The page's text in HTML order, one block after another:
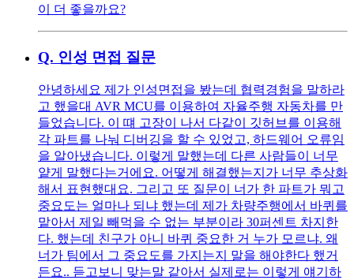
이 더 좋을까요?
Q. 인성 면접 질문
안녕하세요 제가 인성면접을 봤는데 협력경험을 말하라
고 했을대 AVR MCU를 이용하여 자율주행 자동차를 만
들었습니다. 이 떄 고장이 나서 다같이 깃허브를 이용해
각 파트를 나눠 디버깅을 할 수 있었고, 하드웨어 오류임
을 알아냈습니다. 이렇게 말했는데 다른 사람들이 너무
얕게 말했다는거에요. 어떻게 해결했는지가 너무 추상화
해서 표현했대요. 그리고 또 질문이 너가 한 파트가 뭐고
중요도는 얼마나 되냐 했는데 제가 차량주행에서 바퀴를
맡아서 제일 빼먹을 수 없는 부분이라 30퍼센트 차지한
다. 했는데 친구가 아니 바퀴 중요한 거 누가 모르냐. 왜
너가 팀에서 그 중요도를 가지는지 말을 해야한다 했거
든요.. 듣고보니 맞는말 같아서 실제로는 이렇게 얘기하